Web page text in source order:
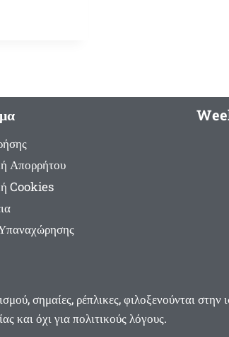
Απορρήτου
Cookies
σημαίες, ρέπλικες, φιλοξενούνται στην
και όχι για πολιτικούς λόγους.